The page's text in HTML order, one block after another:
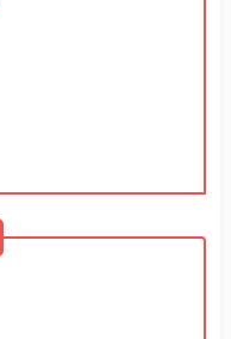
除く
版除く